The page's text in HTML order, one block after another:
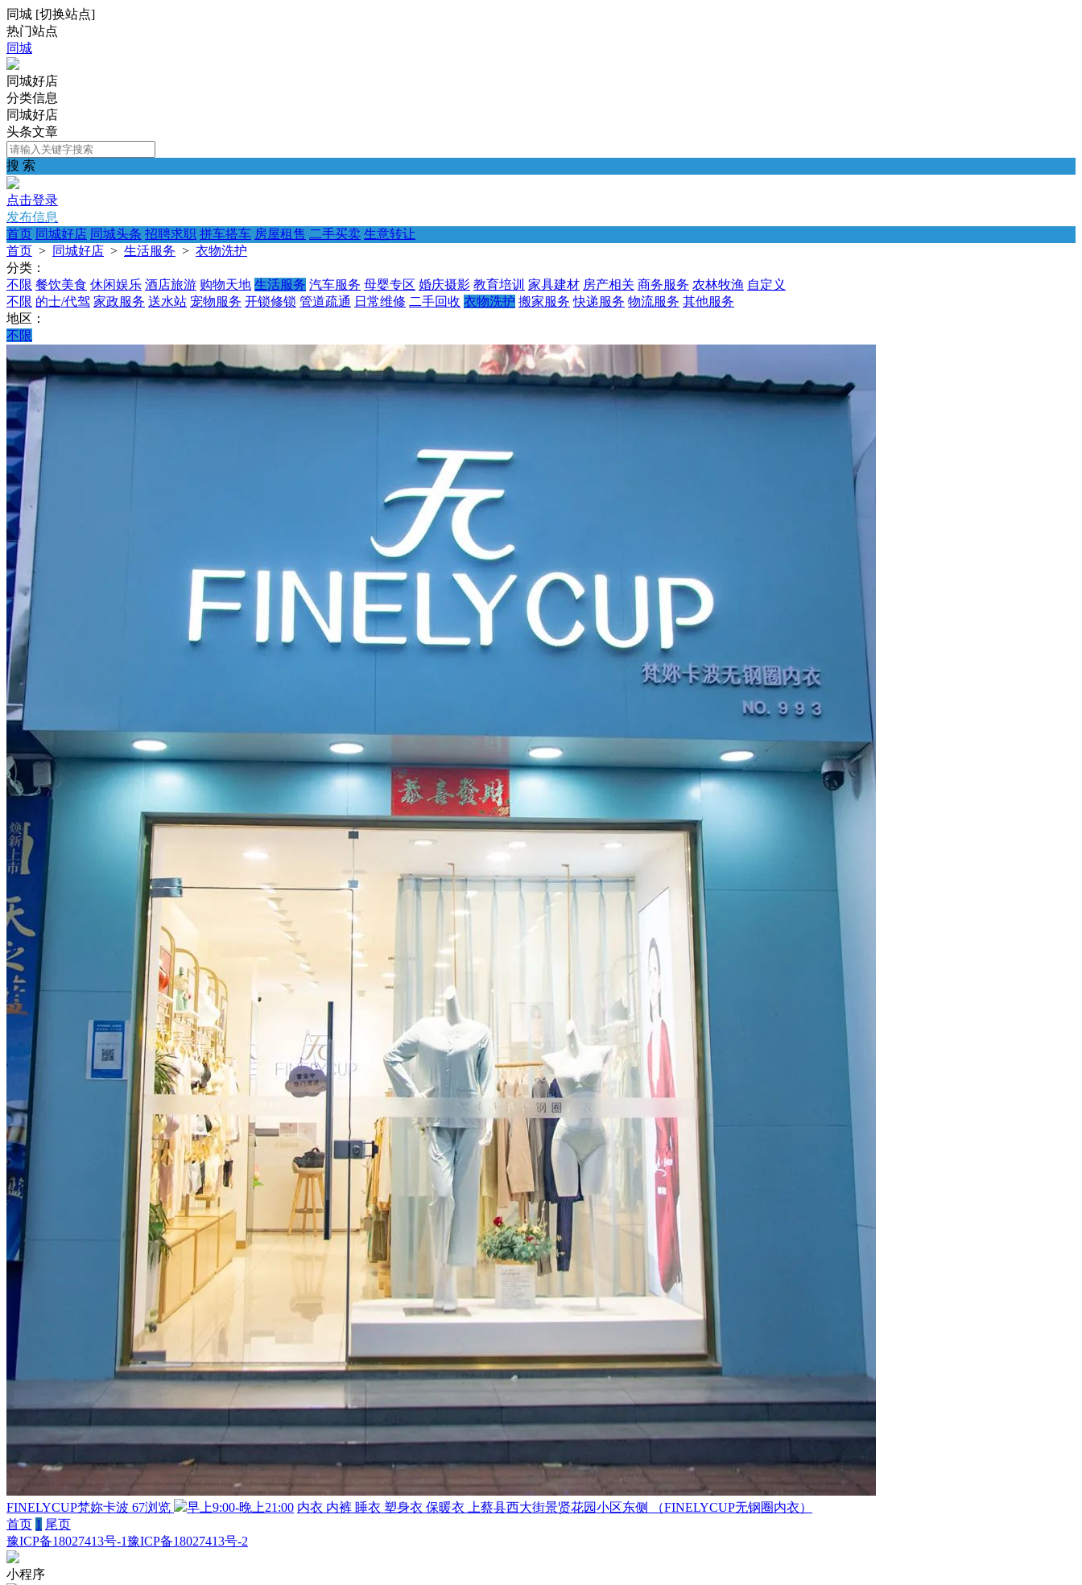
同城 [切换站点]
热门站点
同城
同城好店
分类信息
同城好店
头条文章
搜 索
点击登录
发布信息
首页 同城好店 同城头条 招聘求职 拼车搭车 房屋租售 二手买卖 生意转让
首页 > 同城好店 > 生活服务 > 衣物洗护
分类：
不限 餐饮美食 休闲娱乐 酒店旅游 购物天地 生活服务 汽车服务 母婴专区 婚庆摄影 教育培训 家具建材 房产相关 商务服务 农林牧渔 自定义
不限 的士/代驾 家政服务 送水站 宠物服务 开锁修锁 管道疏通 日常维修 二手回收 衣物洗护 搬家服务 快递服务 物流服务 其他服务
地区：
不限
FINELYCUP梵妳卡波 67浏览 早上9:00-晚上21:00 内衣 内裤 睡衣 塑身衣 保暖衣
上蔡县西大街景贤花园小区东侧 （FINELYCUP无钢圈内衣）
首页 1 尾页
豫ICP备18027413号-1豫ICP备18027413号-2
小程序